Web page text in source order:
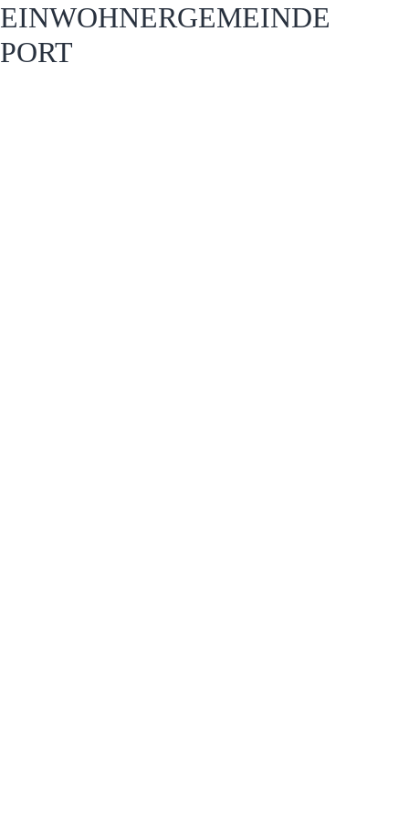
EINWOHNERGEMEINDE
PORT